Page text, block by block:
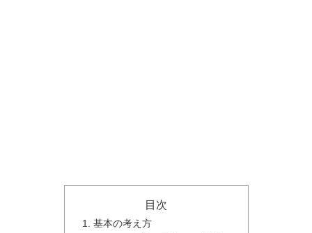
目次
1. 基本の考え方